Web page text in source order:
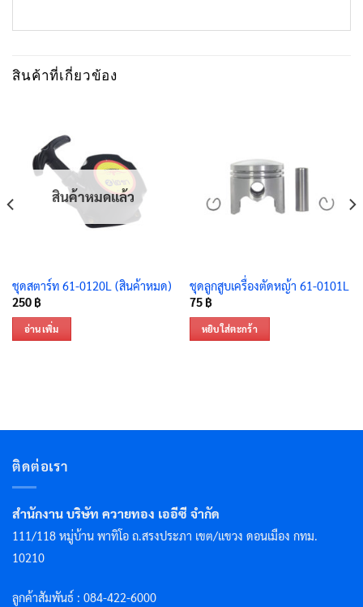
สินค้าที่เกี่ยวข้อง
สินค้าหมดแล้ว
ชุดสตาร์ท 61-0120L (สินค้าหมด)
250 ฿
อ่านเพิ่ม
ชุดลูกสูบเครื่องตัดหญ้า 61-0101L
75 ฿
หยิบใส่ตะกร้า
ติดต่อเรา
สำนักงาน บริษัท ควายทอง เออีซี จำกัด
111/118 หมู่บ้าน พาทิโอ ถ.สรงประภา เขต/แขวง ดอนเมือง กทม.
10210
ลูกค้าสัมพันธ์ : 084-422-6000